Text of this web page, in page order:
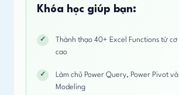
Khóa học giúp bạn:
Thành thạo 40+ Excel Functions từ
cao
Làm chủ Power Query, Power Pivot
Modeling